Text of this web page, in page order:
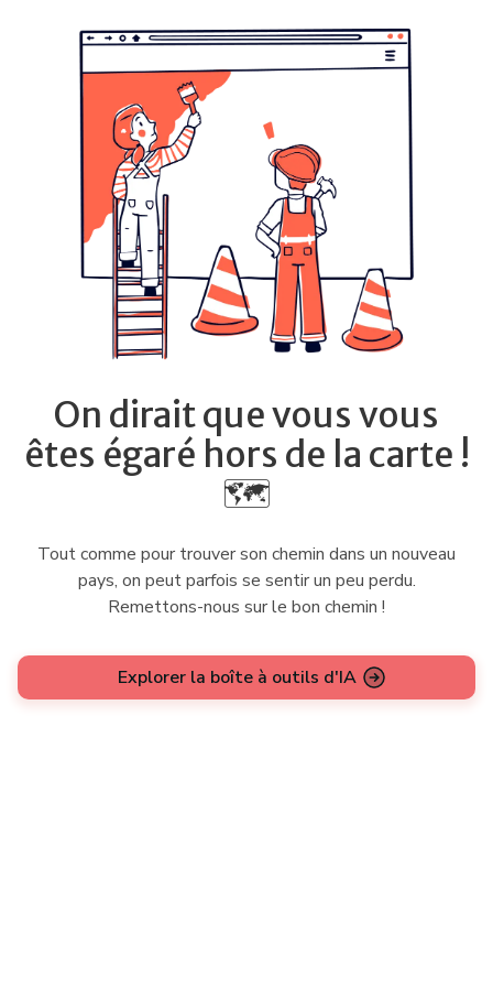
On dirait que vous vous
êtes égaré hors de la carte !
🗺️
Tout comme pour trouver son chemin dans un nouveau
pays, on peut parfois se sentir un peu perdu.
Remettons-nous sur le bon chemin !
Explorer la boîte à outils d'IA